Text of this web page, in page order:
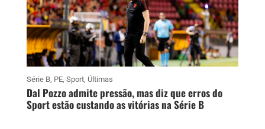
Série B, PE, Sport, Últimas
Dal Pozzo admite pressão, mas diz que erros do
Sport estão custando as vitórias na Série B